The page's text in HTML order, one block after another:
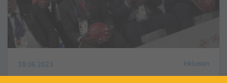
18.06.2023 Inklusion